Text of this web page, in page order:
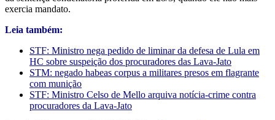
exercia mandato.
Leia também:
STF: Ministro nega pedido de liminar da defesa de Lula em
HC sobre suspeição dos procuradores das Lava-Jato
STM: negado habeas corpus a militares presos em flagrante
com munição
STF: Ministro Celso de Mello arquiva notícia-crime contra
procuradores da Lava-Jato